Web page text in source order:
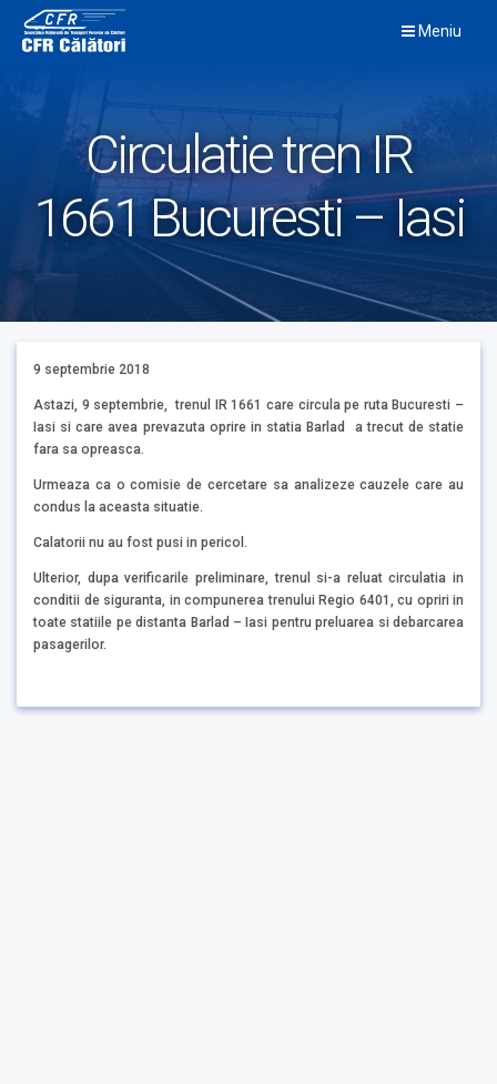
content
Meniu
Circulatie tren IR
1661 Bucuresti – Iasi
9 septembrie 2018
Astazi, 9 septembrie, trenul IR 1661 care circula pe ruta Bucuresti –
Iasi si care avea prevazuta oprire in statia Barlad a trecut de statie
fara sa opreasca.
Urmeaza ca o comisie de cercetare sa analizeze cauzele care au
condus la aceasta situatie.
Calatorii nu au fost pusi in pericol.
Ulterior, dupa verificarile preliminare, trenul si-a reluat circulatia in
conditii de siguranta, in compunerea trenului Regio 6401, cu opriri in
toate statiile pe distanta Barlad – Iasi pentru preluarea si debarcarea
pasagerilor.